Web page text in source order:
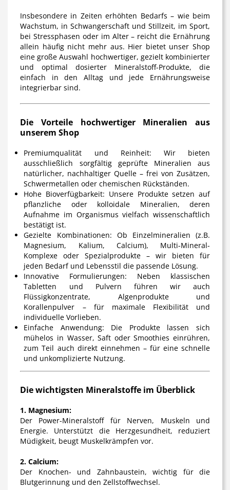
Insbesondere in Zeiten erhöhten Bedarfs – wie beim
Wachstum, in Schwangerschaft und Stillzeit, im Sport,
bei Stressphasen oder im Alter – reicht die Ernährung
allein häufig nicht mehr aus. Hier bietet unser Shop
eine große Auswahl hochwertiger, gezielt kombinierter
und optimal dosierter Mineralstoff-Produkte, die
einfach in den Alltag und jede Ernährungsweise
integrierbar sind.
Die Vorteile hochwertiger Mineralien aus
unserem Shop
Premiumqualität und Reinheit: Wir bieten
ausschließlich sorgfältig geprüfte Mineralien aus
natürlicher, nachhaltiger Quelle – frei von Zusätzen,
Schwermetallen oder chemischen Rückständen.
Hohe Bioverfügbarkeit: Unsere Produkte setzen auf
pflanzliche oder kolloidale Mineralien, deren
Aufnahme im Organismus vielfach wissenschaftlich
bestätigt ist.
Gezielte Kombinationen: Ob Einzelmineralien (z.B.
Magnesium, Kalium, Calcium), Multi-Mineral-
Komplexe oder Spezialprodukte – wir bieten für
jeden Bedarf und Lebensstil die passende Lösung.
Innovative Formulierungen: Neben klassischen
Tabletten und Pulvern führen wir auch
Flüssigkonzentrate, Algenprodukte und
Korallenpulver – für maximale Flexibilität und
individuelle Vorlieben.
Einfache Anwendung: Die Produkte lassen sich
mühelos in Wasser, Saft oder Smoothies einrühren,
zum Teil auch direkt einnehmen – für eine schnelle
und unkomplizierte Nutzung.
Die wichtigsten Mineralstoffe im Überblick
1. Magnesium:
Der Power-Mineralstoff für Nerven, Muskeln und
Energie. Unterstützt die Herzgesundheit, reduziert
Müdigkeit, beugt Muskelkrämpfen vor.
2. Calcium:
Der Knochen- und Zahnbaustein, wichtig für die
Blutgerinnung und den Zellstoffwechsel.